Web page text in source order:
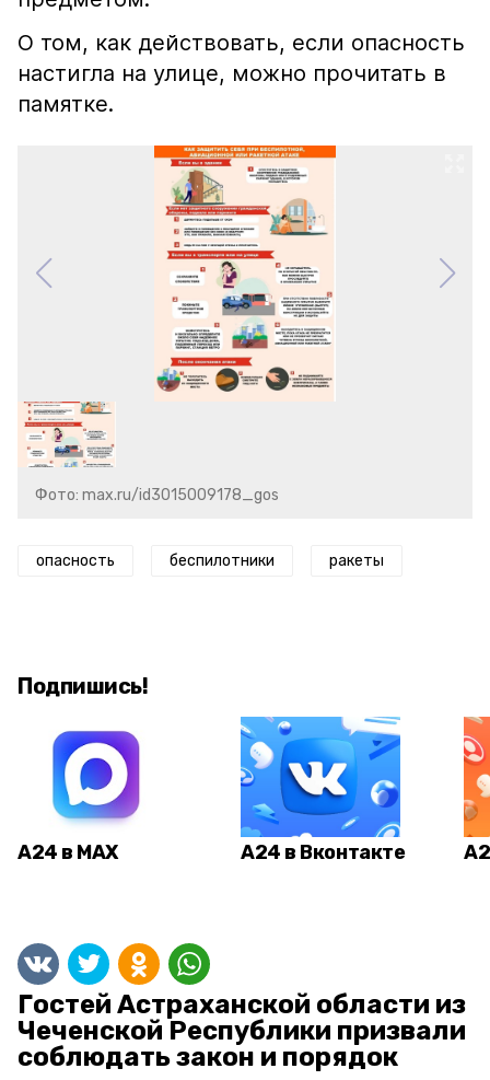
О том, как действовать, если опасность
настигла на улице, можно прочитать в
памятке.
Фото: max.ru/id3015009178_gos
опасность беспилотники ракеты
Подпишись!
А24 в MAX А24 в Вконтакте
Гостей Астраханской области из
Чеченской Республики призвали
соблюдать закон и порядок